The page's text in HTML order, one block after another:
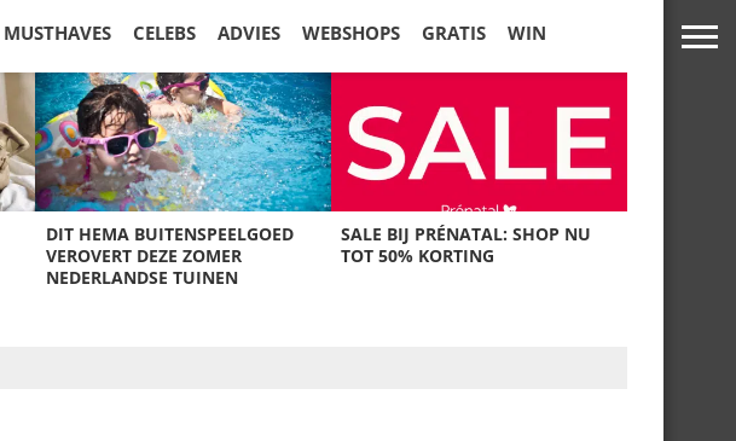
MUSTHAVES CELEBS ADVIES WEBSHOPS GRATIS WIN
DIT HEMA BUITENSPEELGOED
VEROVERT DEZE ZOMER
NEDERLANDSE TUINEN
SALE BIJ PRÉNATAL: SHOP NU
TOT 50% KORTING